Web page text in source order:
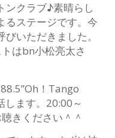
ンクラブ♪素晴らし
るステージです。今
いただきました。
はbn小松亮太さ
！Tango
します。20:00～
きください＾＾